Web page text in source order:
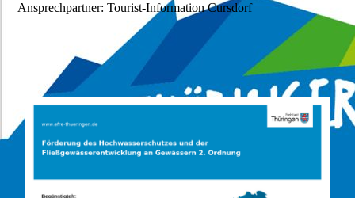
Ansprechpartner: Tourist-Information Cursdorf